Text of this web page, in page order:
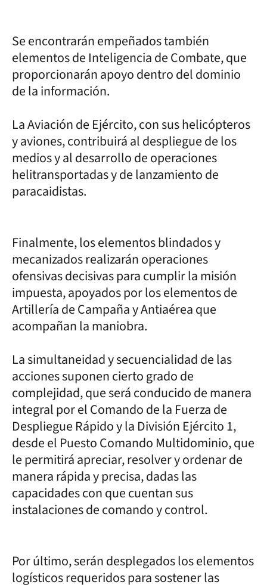
Se encontrarán empeñados también
elementos de Inteligencia de Combate, que
proporcionarán apoyo dentro del dominio
de la información.
La Aviación de Ejército, con sus helicópteros
y aviones, contribuirá al despliegue de los
medios y al desarrollo de operaciones
helitransportadas y de lanzamiento de
paracaidistas.
Finalmente, los elementos blindados y
mecanizados realizarán operaciones
ofensivas decisivas para cumplir la misión
impuesta, apoyados por los elementos de
Artillería de Campaña y Antiaérea que
acompañan la maniobra.
La simultaneidad y secuencialidad de las
acciones suponen cierto grado de
complejidad, que será conducido de manera
integral por el Comando de la Fuerza de
Despliegue Rápido y la División Ejército 1,
desde el Puesto Comando Multidominio, que
le permitirá apreciar, resolver y ordenar de
manera rápida y precisa, dadas las
capacidades con que cuentan sus
instalaciones de comando y control.
Por último, serán desplegados los elementos
logísticos requeridos para sostener las